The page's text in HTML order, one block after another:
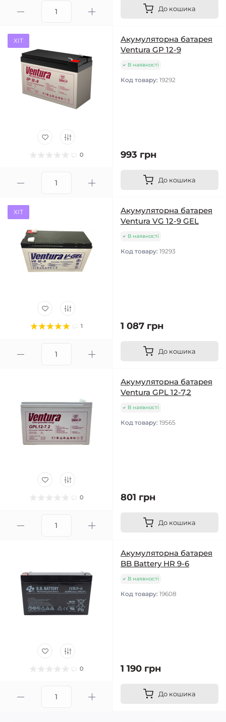
До кошика
ХІТ
0
Акумуляторна батарея
Ventura GP 12-9
В наявності
Код товару: 19292
993 грн
До кошика
ХІТ
1
Акумуляторна батарея
Ventura VG 12-9 GEL
В наявності
Код товару: 19293
1 087 грн
До кошика
0
Акумуляторна батарея
Ventura GPL 12-7,2
В наявності
Код товару: 19565
801 грн
До кошика
0
Акумуляторна батарея
BB Battery HR 9-6
В наявності
Код товару: 19608
1 190 грн
До кошика